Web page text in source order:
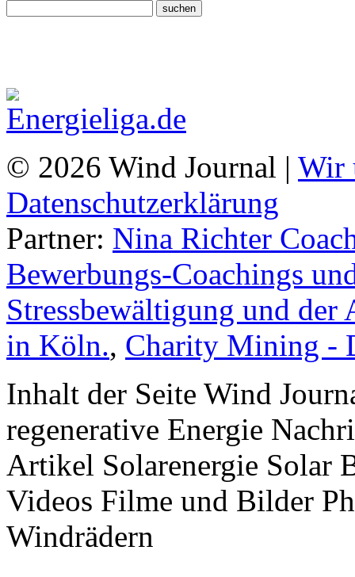
© 2026 Wind Journal | Wir
Datenschutzerklärung
Partner: Nina Richter
Bewerbungs-Coachings
Stressbewältigung und
in Köln., Charity Mining -
Inhalt der Seite Wind
regenerative Energie
Artikel Solarenergie Solar
Videos Filme und Bilder
Windrädern